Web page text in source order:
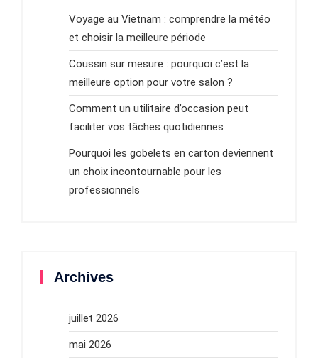
Voyage au Vietnam : comprendre la météo
et choisir la meilleure période
Coussin sur mesure : pourquoi c’est la
meilleure option pour votre salon ?
Comment un utilitaire d’occasion peut
faciliter vos tâches quotidiennes
Pourquoi les gobelets en carton deviennent
un choix incontournable pour les
professionnels
Archives
juillet 2026
mai 2026